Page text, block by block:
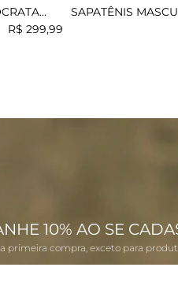
R$ 299,99
SAPATÊNIS
10% AO SE
primeira compra, exceto para